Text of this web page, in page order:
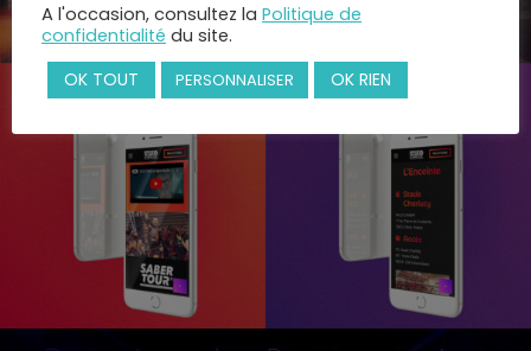
A l'occasion, consultez la Politique de
confidentialité du site.
OK TOUT
PERSONNALISER OK RIEN